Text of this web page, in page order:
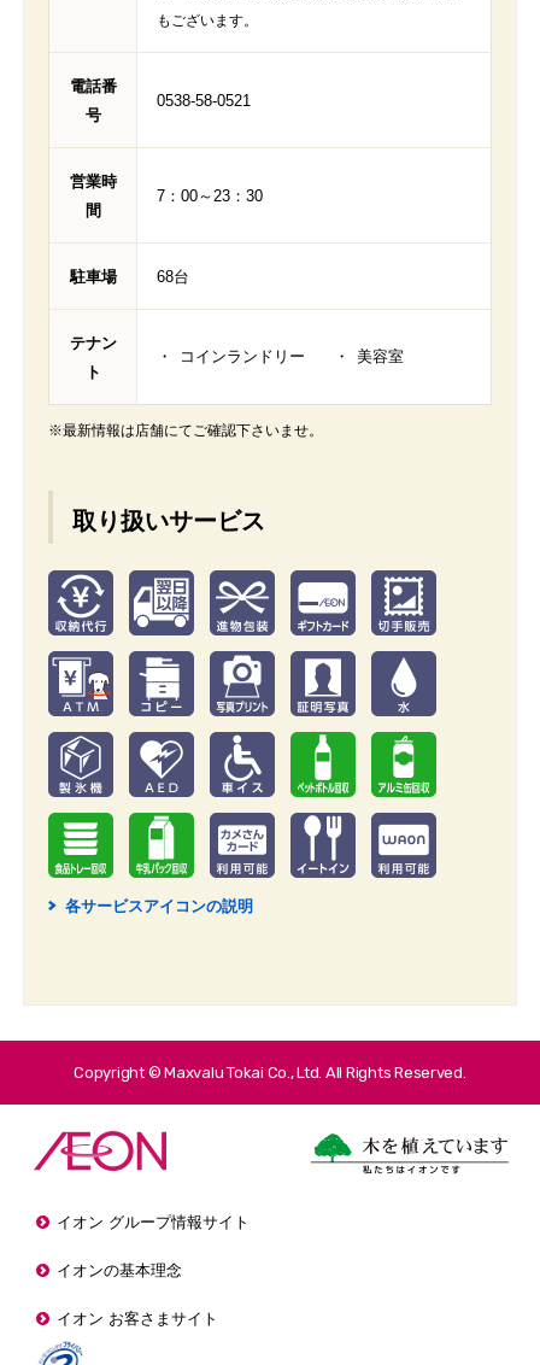
もございます。
電話番
号
0538-58-0521
営業時
間
7：00～23：30
駐車場 68台
テナン
ト
コインランドリー 美容室
※最新情報は店舗にてご確認下さいませ。
取り扱いサービス
2 各サービスアイコンの説明
Copyright © Maxvalu Tokai Co., Ltd. All Rights Reserved.
イオン グループ情報サイト
イオンの基本理念
イオン お客さまサイト